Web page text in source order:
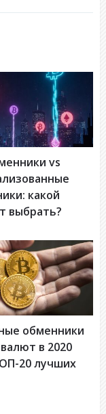
vs
какой
выбрать?
обменники
в 2020
20 лучших